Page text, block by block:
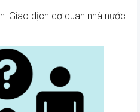
Giao dịch cơ quan nhà nước